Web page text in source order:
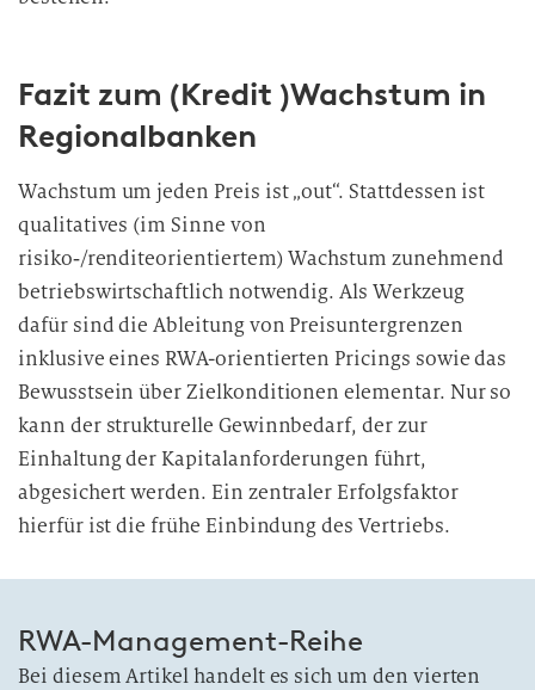
Fazit zum (Kredit )Wachstum in
Regionalbanken
Wachstum um jeden Preis ist „out“. Stattdessen ist
qualitatives (im Sinne von
risiko‑/renditeorientiertem) Wachstum zunehmend
betriebswirtschaftlich notwendig. Als Werkzeug
dafür sind die Ableitung von Preisuntergrenzen
inklusive eines RWA-orientierten Pricings sowie das
Bewusstsein über Zielkonditionen elementar. Nur so
kann der strukturelle Gewinnbedarf, der zur
Einhaltung der Kapitalanforderungen führt,
abgesichert werden. Ein zentraler Erfolgsfaktor
hierfür ist die frühe Einbindung des Vertriebs.
RWA-Management-Reihe
Bei diesem Artikel handelt es sich um den vierten